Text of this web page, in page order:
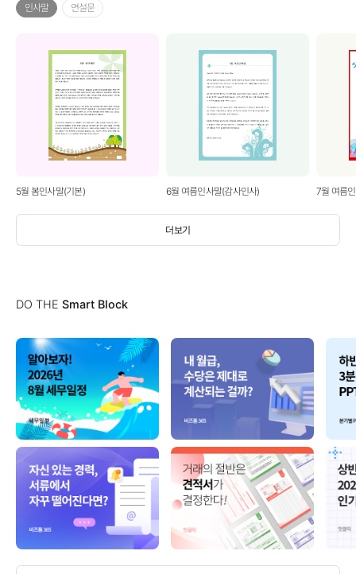
더보기
인사말 연설문
5월 봄인사말(기본) 6월 여름인사말(감사인사) 7월 여름
DO THE Smart Block